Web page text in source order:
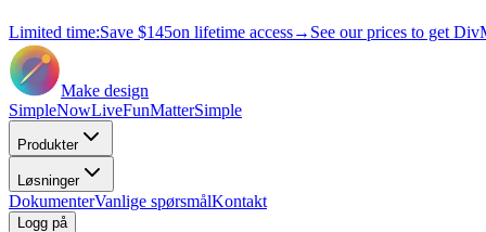
Limited time:Save $145on lifetime access→ See our prices to get
Make design
SimpleNowLiveFunMatterSimple
Produkter
Løsninger
DokumenterVanlige spørsmålKontakt
Logg på